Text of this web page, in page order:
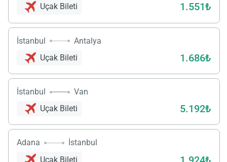
Uçak Bileti
1.551₺
İstanbul
Antalya
Uçak Bileti
1.686₺
İstanbul
Van
Uçak Bileti
5.192₺
Adana
İstanbul
Uçak Bileti